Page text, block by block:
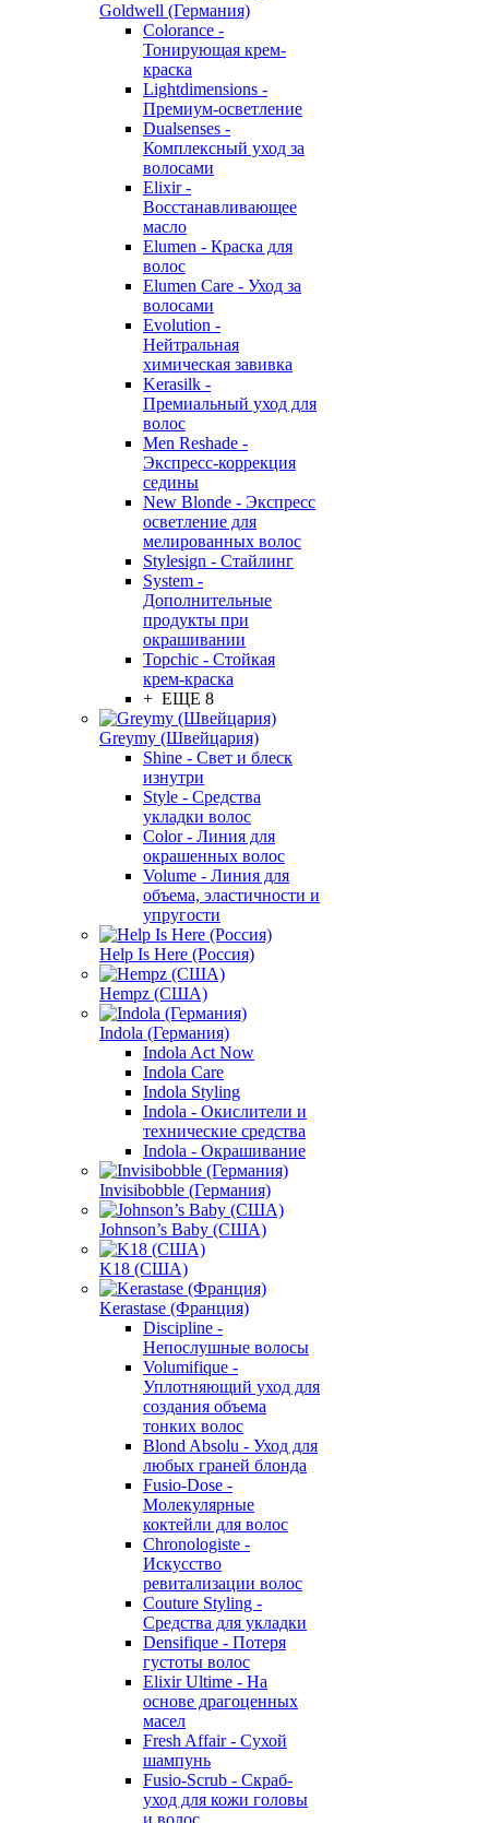
Goldwell (Германия)
Colorance -
Тонирующая крем-
краска
Lightdimensions -
Премиум-осветление
Dualsenses -
Комплексный уход за
волосами
Elixir -
Восстанавливающее
масло
Elumen - Краска для
волос
Elumen Care - Уход за
волосами
Evolution -
Нейтральная
химическая завивка
Kerasilk -
Премиальный уход для
волос
Men Reshade -
Экспресс-коррекция
седины
New Blonde - Экспресс
осветление для
мелированных волос
Stylesign - Стайлинг
System -
Дополнительные
продукты при
окрашивании
Topchic - Стойкая
крем-краска
+ ЕЩЕ 8
Greymy (Швейцария)
Shine - Свет и блеск
изнутри
Style - Средства
укладки волос
Color - Линия для
окрашенных волос
Volume - Линия для
объема, эластичности и
упругости
Help Is Here (Россия)
Hempz (США)
Indola (Германия)
Indola Act Now
Indola Care
Indola Styling
Indola - Окислители и
технические средства
Indola - Окрашивание
Invisibobble (Германия)
Johnson’s Baby (США)
K18 (США)
Kerastase (Франция)
Discipline -
Непослушные волосы
Volumifique -
Уплотняющий уход для
создания объема
тонких волос
Blond Absolu - Уход для
любых граней блонда
Fusio-Dose -
Молекулярные
коктейли для волос
Chronologiste -
Искусство
ревитализации волос
Couture Styling -
Средства для укладки
Densifique - Потеря
густоты волос
Elixir Ultime - На
основе драгоценных
масел
Fresh Affair - Сухой
шампунь
Fusio-Scrub - Скраб-
уход для кожи головы
и волос